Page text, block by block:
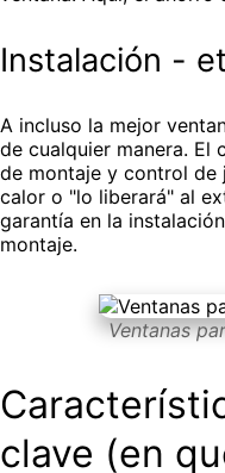
Instalación -
A incluso la mejor
de cualquier manera. El
de montaje y control de
calor o "lo liberará" al
garantía en la
montaje.
Ventanas
clave (en